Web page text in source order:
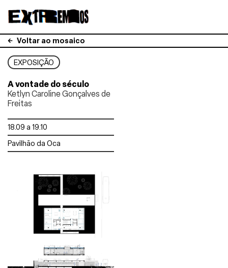
Voltar ao mosaico
EXPOSIÇÃO
A vontade do século
Ketlyn Caroline Gonçalves de
Freitas
18.09 a 19.10
Pavilhão da Oca